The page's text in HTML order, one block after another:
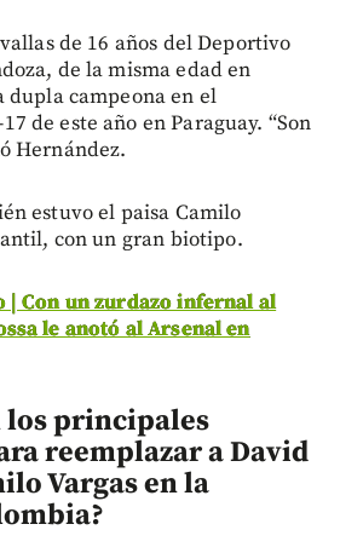
de 16 años del Deportivo
de la misma edad en
dupla campeona en el
de este año en Paraguay. “Son
Hernández.
estuvo el paisa Camilo
con un gran biotipo.
| Con un zurdazo infernal al
le anotó al Arsenal en
los principales
reemplazar a David
Vargas en la